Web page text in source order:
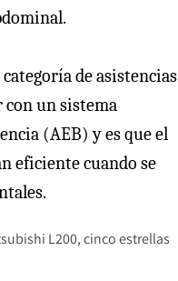
de asistencias
con un sistema
(AEB) y es que el
eficiente cuando se
L200 cinco estrellas